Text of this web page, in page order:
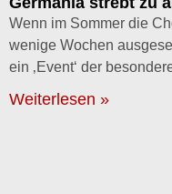
Wenn im Sommer die
wenige Wochen
ein ‚Event‘ der
Weiterlesen »